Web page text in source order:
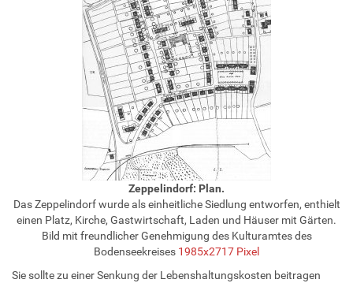
Zeppelindorf: Plan.
Das Zeppelindorf wurde als einheitliche Siedlung entworfen, enthielt
einen Platz, Kirche, Gastwirtschaft, Laden und Häuser mit Gärten.
Bild mit freundlicher Genehmigung des Kulturamtes des
Bodenseekreises 1985x2717 Pixel
Sie sollte zu einer Senkung der Lebenshaltungskosten beitragen